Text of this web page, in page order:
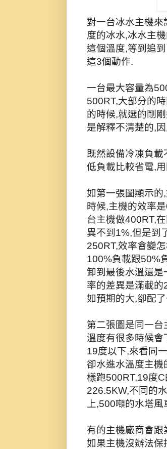
對一台冰水主機來
度的冰水,冰水主
這個溫度,等到追
這3個動作.
一台最大容量為
500RT,大部分的
的時候,就選的剛
是解釋不清楚的,
既然設備冷凍負
低負載比較省電,
如第一張圖顯示的
時候,主機的效率
台主機做400RT,
異不到1%,但是到
250RT,效率會變
100%負載跟50%
卸到最後水溫還是
率的差異是滿載
如預期的大,卻配
第二張圖是同一
溫度有很多時候
19度以下,來看同
卻水進水溫度主機
樣跑500RT,19度
226.5KW,不同的
上,500噸的水塔
有的主機廠商會
如果主機沒辦法保